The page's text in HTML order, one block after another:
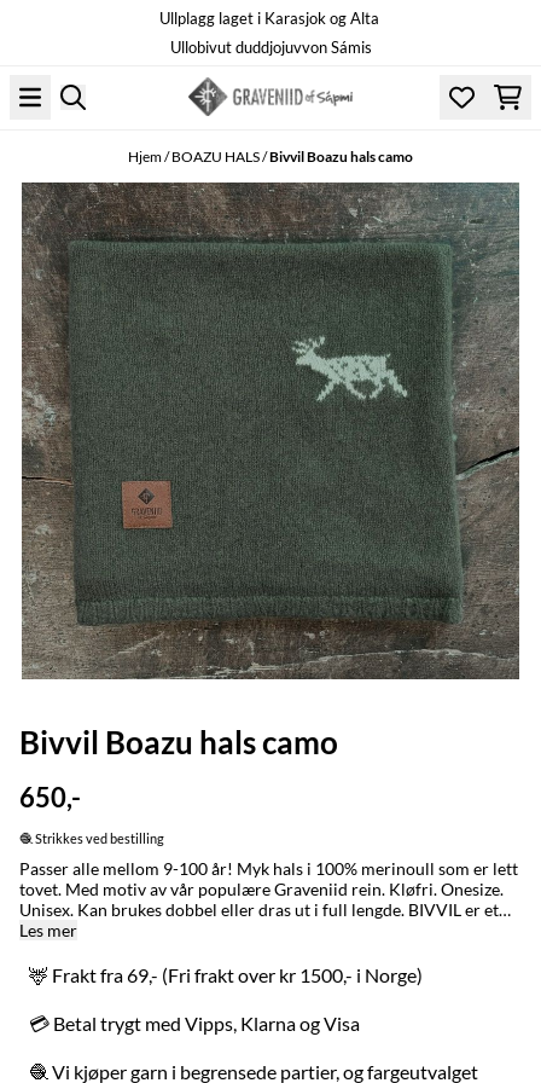
Ullplagg laget i Karasjok og Alta
Ullobivut duddjojuvvon Sámis
Hjem/BOAZU HALS/Bivvil Boazu hals camo
Bivvil Boazu hals camo
650,-
🧶 Strikkes ved bestilling
Passer alle mellom 9-100 år! Myk hals i 100% merinoull som er lett
tovet. Med motiv av vår populære Graveniid rein. Kløfri. Onesize.
Unisex. Kan brukes dobbel eller dras ut i full lengde. BIVVIL er et
nordsamisk ord for en person som holder varmen godt. Ordet
ble opprinnelig laget til reingjeteren som er ute i all slags vær i de
åtte årstidene. Den ble kjapt også en slager i byene, der de
begrenser seg til fire årstider. Boazu betyr rein på nordsamisk.
MADE IN / LAGET I: Karasjok og Alta med stor omtenksomhet for
kjøpstidspunkt. VASK: Ull er et naturmateriale og renser seg selv,
Les mer
🦌 Frakt fra 69,- (Fri frakt over kr 1500,- i Norge)
💳 Betal trygt med Vipps, Klarna og Visa
🧶 Vi kjøper garn i begrensede partier, og fargeutvalget